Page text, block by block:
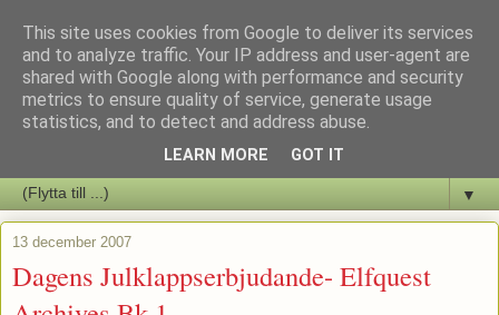
Staffars Seriers Blog
Vi skriver om serienyheter av alla de slag samt om vad som sker i
▼
13 december 2007
Dagens Julklappserbjudande- Elfquest
This site uses cookies from Google to deliver its services
and to analyze traffic. Your IP address and user-agent are
shared with Google along with performance and security
metrics to ensure quality of service, generate usage
statistics, and to detect and address abuse.
LEARN MORE GOT IT